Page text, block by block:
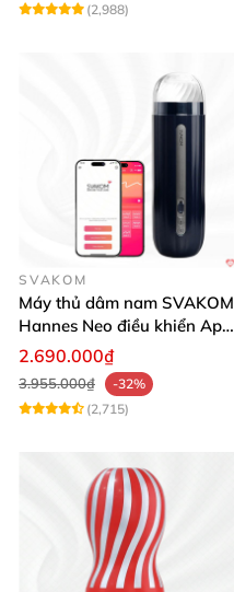
(2,988)
SVAKOM
Máy thủ dâm nam SVAKOM
Hannes Neo điều khiển App
tương tác
2.690.000₫
3.955.000₫
-32%
(2,715)